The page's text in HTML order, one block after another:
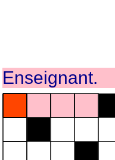
Enseignant.